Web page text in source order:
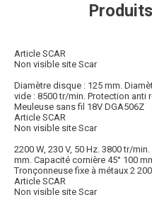
Article SCAR
Non visible site Scar
Diamètre disque : 125 mm.
vide : 8500 tr/min. Protection anti
Meuleuse sans fil 18V DGA506Z
Article SCAR
Non visible site Scar
2200 W, 230 V, 50 Hz. 3800 tr/
mm. Capacité cornière 45° 100
Tronçonneuse fixe à métaux 2
Article SCAR
Non visible site Scar